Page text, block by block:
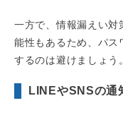
一方で、情報漏えい対
能性もあるため、パス
するのは避けましょう。
LINEやSNSの通